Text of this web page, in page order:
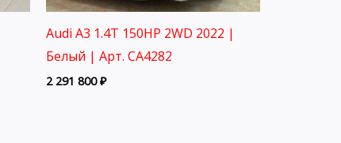
Audi A3 1.4T 150HP 2WD 2022 |
Белый | Арт. CA4282
2 291 800₽